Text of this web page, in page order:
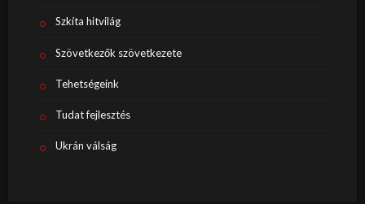
Szkíta hitvilág
Szövetkezők szövetkezete
Tehetségeink
Tudat fejlesztés
Ukrán válság